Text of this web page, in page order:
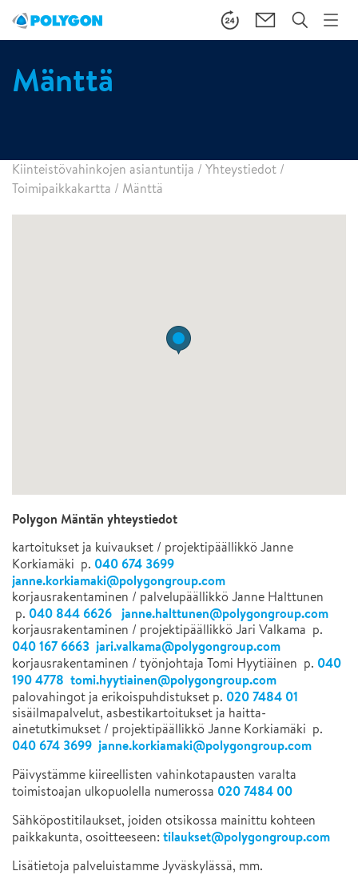
Mänttä
Kiinteistövahinkojen asiantuntija / Yhteystiedot /
Toimipaikkakartta / Mänttä
Polygon Mäntän yhteystiedot
kartoitukset ja kuivaukset / projektipäällikkö Janne
Korkiamäki p. 040 674 3699
janne.korkiamaki@polygongroup.com
korjausrakentaminen / palvelupäällikkö Janne Halttunen
p. 040 844 6626 janne.halttunen@polygongroup.com
korjausrakentaminen / projektipäällikkö Jari Valkama p.
040 167 6663 jari.valkama@polygongroup.com
korjausrakentaminen / työnjohtaja Tomi Hyytiäinen p. 040
190 4778 tomi.hyytiainen@polygongroup.com
palovahingot ja erikoispuhdistukset p. 020 7484 01
sisäilmapalvelut, asbestikartoitukset ja haitta-
ainetutkimukset / projektipäällikkö Janne Korkiamäki p.
040 674 3699 janne.korkiamaki@polygongroup.com
Päivystämme kiireellisten vahinkotapausten varalta
toimistoajan ulkopuolella numerossa 020 7484 00
Sähköpostitilaukset, joiden otsikossa mainittu kohteen
paikkakunta, osoitteeseen: tilaukset@polygongroup.com
Lisätietoja palveluistamme Jyväskylässä, mm.